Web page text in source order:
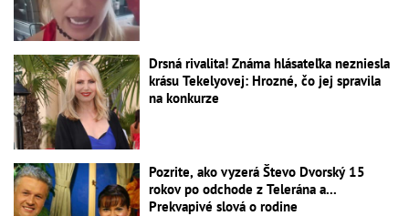
Drsná rivalita! Známa hlásateľka nezniesla
krásu Tekelyovej: Hrozné, čo jej spravila
na konkurze
Pozrite, ako vyzerá Števo Dvorský 15
rokov po odchode z Telerána a...
Prekvapivé slová o rodine